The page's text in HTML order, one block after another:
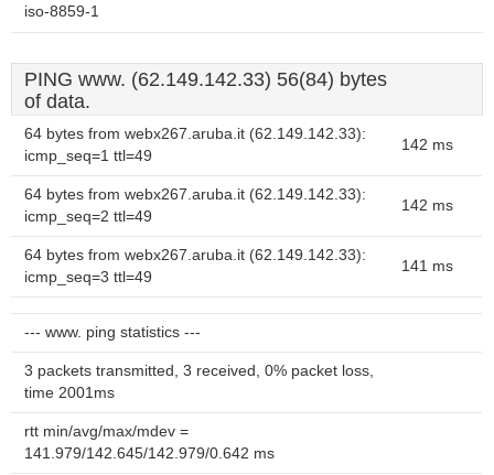
iso-8859-1
PING www. (62.149.142.33) 56(84) bytes
of data.
64 bytes from webx267.aruba.it (62.149.142.33):
icmp_seq=1 ttl=49
142 ms
64 bytes from webx267.aruba.it (62.149.142.33):
icmp_seq=2 ttl=49
142 ms
64 bytes from webx267.aruba.it (62.149.142.33):
icmp_seq=3 ttl=49
141 ms
--- www. ping statistics ---
3 packets transmitted, 3 received, 0% packet loss,
time 2001ms
rtt min/avg/max/mdev =
141.979/142.645/142.979/0.642 ms